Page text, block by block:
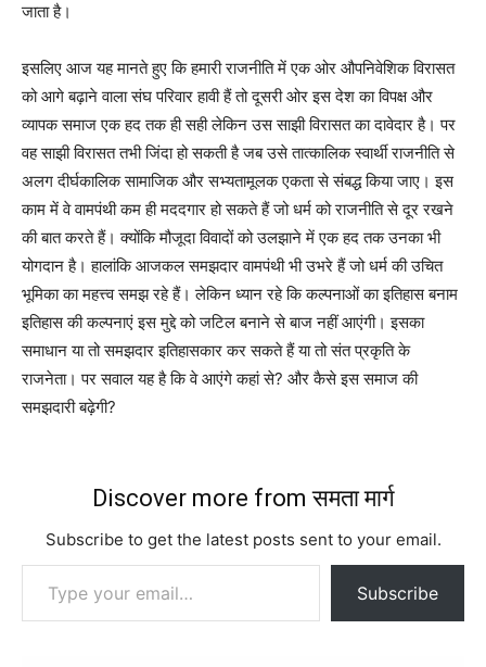
जाता है।
इसलिए आज यह मानते हुए कि हमारी राजनीति में एक ओर औपनिवेशिक विरासत
को आगे बढ़ाने वाला संघ परिवार हावी हैं तो दूसरी ओर इस देश का विपक्ष और
व्यापक समाज एक हद तक ही सही लेकिन उस साझी विरासत का दावेदार है। पर
वह साझी विरासत तभी जिंदा हो सकती है जब उसे तात्कालिक स्वार्थी राजनीति से
अलग दीर्घकालिक सामाजिक और सभ्यतामूलक एकता से संबद्ध किया जाए। इस
काम में वे वामपंथी कम ही मददगार हो सकते हैं जो धर्म को राजनीति से दूर रखने
की बात करते हैं। क्योंकि मौजूदा विवादों को उलझाने में एक हद तक उनका भी
योगदान है। हालांकि आजकल समझदार वामपंथी भी उभरे हैं जो धर्म की उचित
भूमिका का महत्त्व समझ रहे हैं। लेकिन ध्यान रहे कि कल्पनाओं का इतिहास बनाम
इतिहास की कल्पनाएं इस मुद्दे को जटिल बनाने से बाज नहीं आएंगी। इसका
समाधान या तो समझदार इतिहासकार कर सकते हैं या तो संत प्रकृति के
राजनेता। पर सवाल यह है कि वे आएंगे कहां से? और कैसे इस समाज की
समझदारी बढ़ेगी?
Discover more from समता मार्ग
Subscribe to get the latest posts sent to your email.
Type your email…
Subscribe